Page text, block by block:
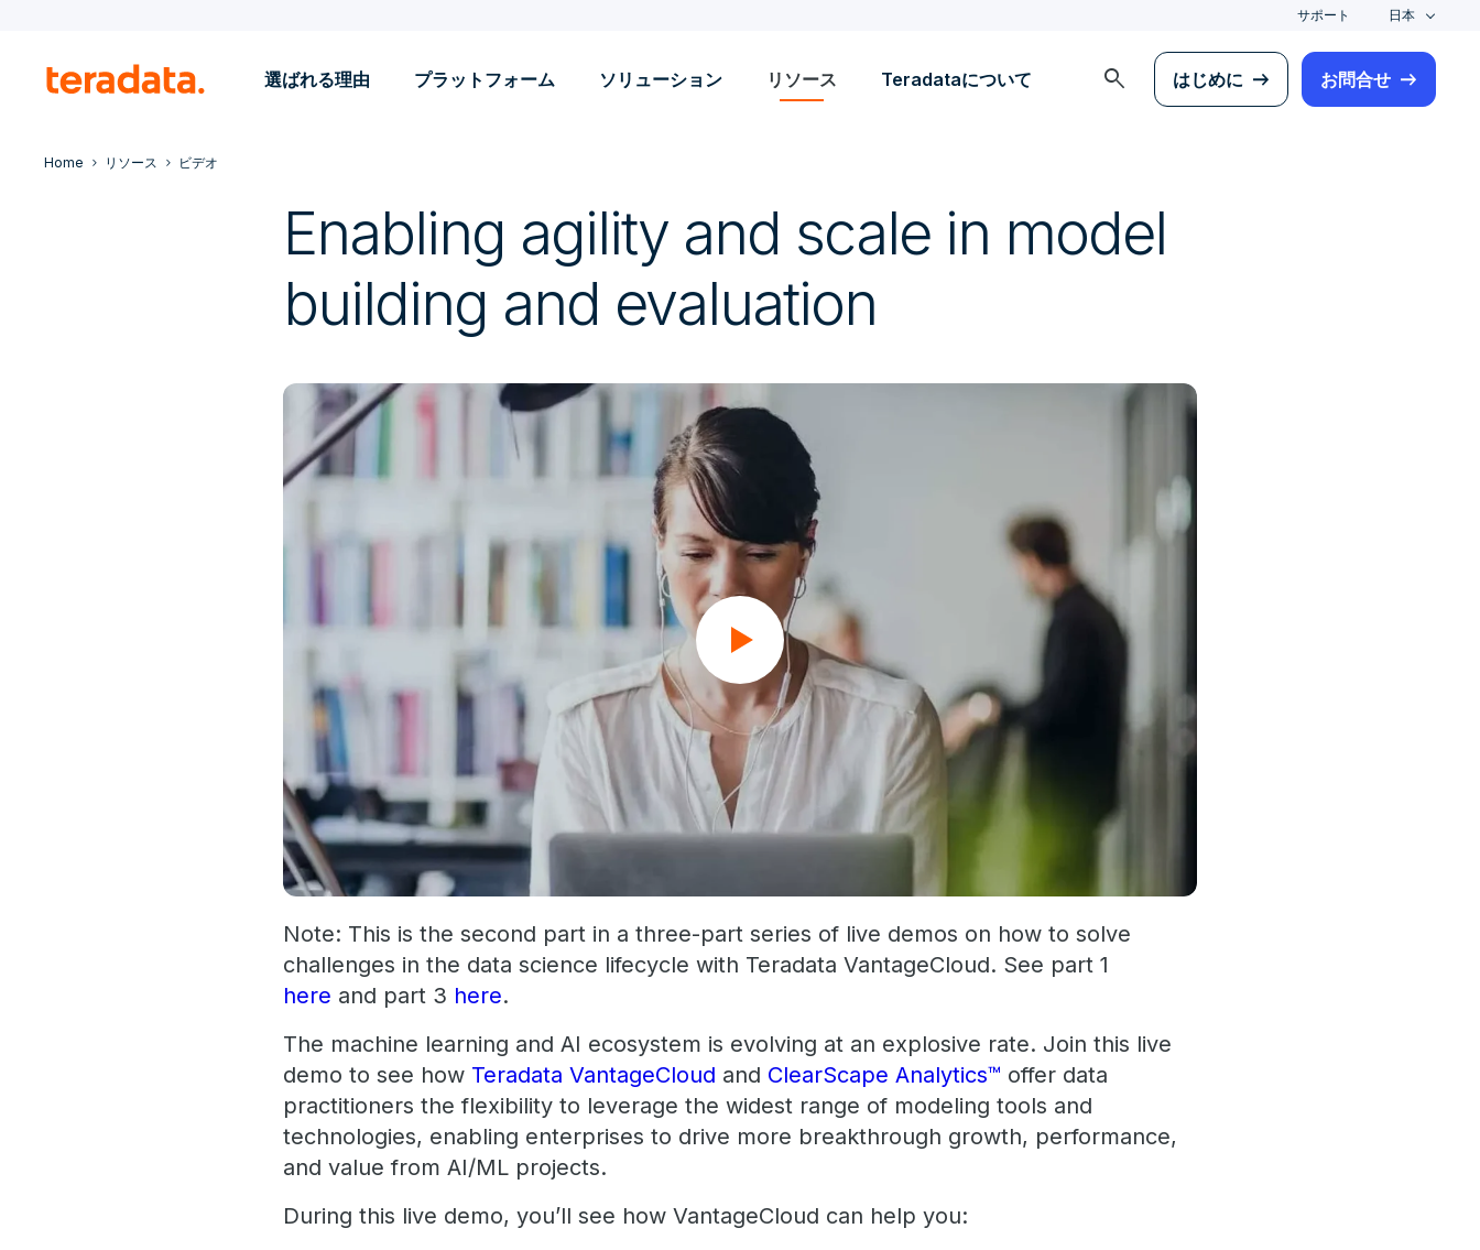
サポート 日本
選ばれる理由 プラットフォーム ソリューション リソース Teradataについて search はじめに お問合せ
Home リソース ビデオ
Enabling agility and scale in model
building and evaluation
Note: This is the second part in a three-part series of live demos on how to solve
challenges in the data science lifecycle with Teradata VantageCloud. See part 1
here and part 3 here.
The machine learning and AI ecosystem is evolving at an explosive rate. Join this live
demo to see how Teradata VantageCloud and ClearScape Analytics™ offer data
practitioners the flexibility to leverage the widest range of modeling tools and
technologies, enabling enterprises to drive more breakthrough growth, performance,
and value from AI/ML projects.
During this live demo, you’ll see how VantageCloud can help you: